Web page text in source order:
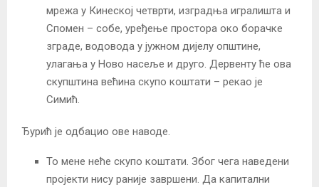
мрежа у Кинеској четврти, изградња игралишта и
Спомен – собе, уређење простора око борачке
зграде, водовода у јужном дијелу општине,
улагања у Ново насеље и друго. Дервенту ће ова
скупштина већина скупо коштати – рекао је
Симић.
Ђурић је одбацио ове наводе.
То мене неће скупо коштати. Због чега наведени
пројекти нису раније завршени. Да капитални